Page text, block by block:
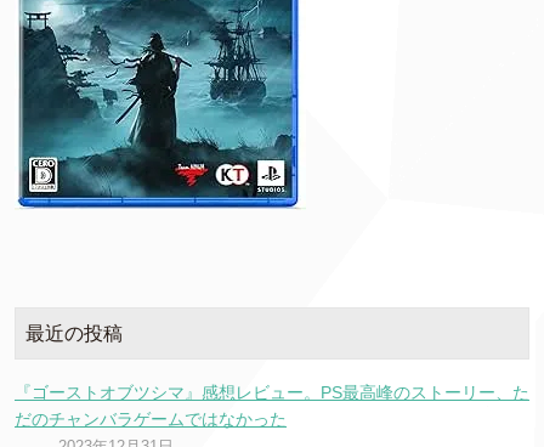
最近の投稿
『ゴーストオブツシマ』感想レビュー。PS最高峰のストーリー、た
だのチャンバラゲームではなかった